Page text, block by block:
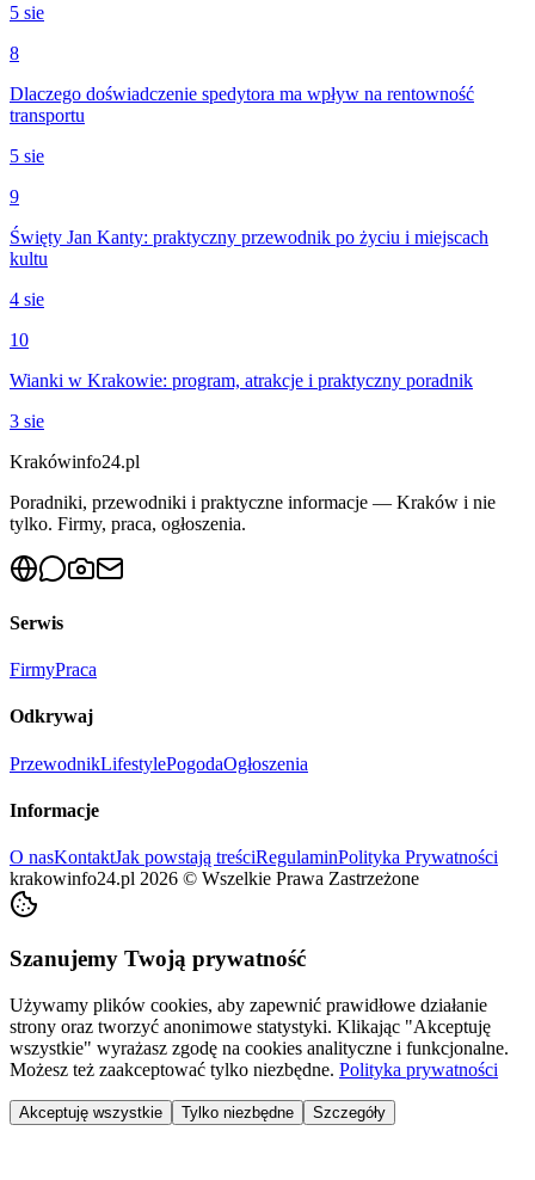
5 sie
8
Dlaczego doświadczenie spedytora ma wpływ na rentowność
transportu
5 sie
9
Święty Jan Kanty: praktyczny przewodnik po życiu i miejscach
kultu
4 sie
10
Wianki w Krakowie: program, atrakcje i praktyczny poradnik
3 sie
Krakówinfo24.pl
Poradniki, przewodniki i praktyczne informacje — Kraków i nie
tylko. Firmy, praca, ogłoszenia.
Serwis
FirmyPraca
Odkrywaj
PrzewodnikLifestylePogodaOgłoszenia
Informacje
O nasKontaktJak powstają treściRegulaminPolityka Prywatności
krakowinfo24.pl 2026 © Wszelkie Prawa Zastrzeżone
Szanujemy Twoją prywatność
Używamy plików cookies, aby zapewnić prawidłowe działanie
strony oraz tworzyć anonimowe statystyki. Klikając "Akceptuję
wszystkie" wyrażasz zgodę na cookies analityczne i funkcjonalne.
Możesz też zaakceptować tylko niezbędne. Polityka prywatności
Akceptuję wszystkie Tylko niezbędne Szczegóły